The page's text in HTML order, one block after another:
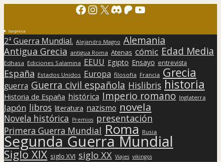
Facebook
Instagram
X Discord
Patreon
YouTube
Sorpresa
2ª Guerra Mundial. Alejandro Magno Alemania
Antigua Grecia antigua Roma Atenas cómic Edad Media
Edhasa Ediciones Salamina EEUU Egipto Ensayo entrevista
España Estados Unidos Europa filosofía Francia Grecia
guerra Guerra civil española Hislibris historia
Historia de España histórica Imperio romano Inglaterra
Japón libros literatura nazismo novela
Novela histórica Premios presentación
Primera Guerra Mundial Roma Rusia
Segunda Guerra Mundial
Siglo XIX siglo XVI siglo XX Viajes vikingos